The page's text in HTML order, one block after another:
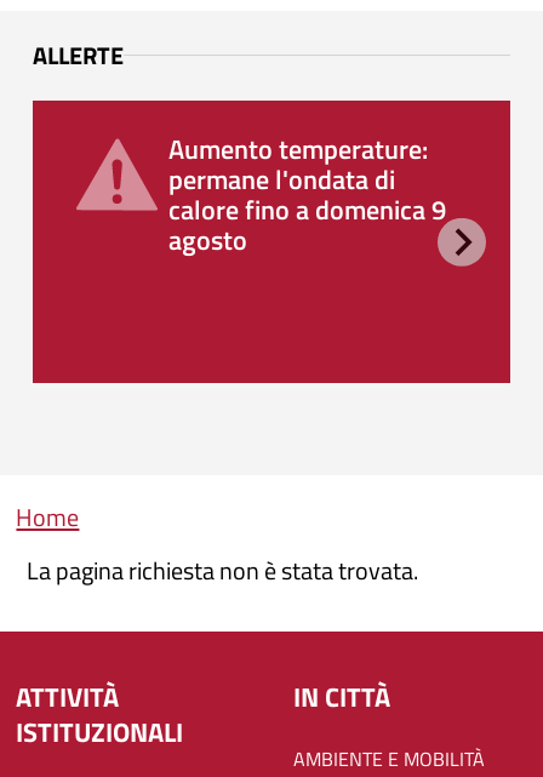
ALLERTE
Aumento temperature:
permane l'ondata di
calore fino a domenica 9
agosto
Briciole di pane
Home
La pagina richiesta non è stata trovata.
ATTIVITÀ
ISTITUZIONALI
IN CITTÀ
AMBIENTE E MOBILITÀ